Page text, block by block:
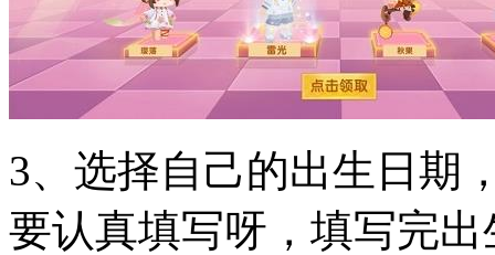
3、选择自己的出生日期
要认真填写呀，填写完